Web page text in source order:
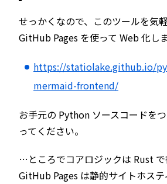
せっかくなので、このツールを気
GitHub Pages を使って Web 化し
https://statiolake.github.io/
mermaid-frontend/
お手元の Python ソースコードを
ってください。
…ところでコアロジックは Rust で
GitHub Pages は静的サイトホス